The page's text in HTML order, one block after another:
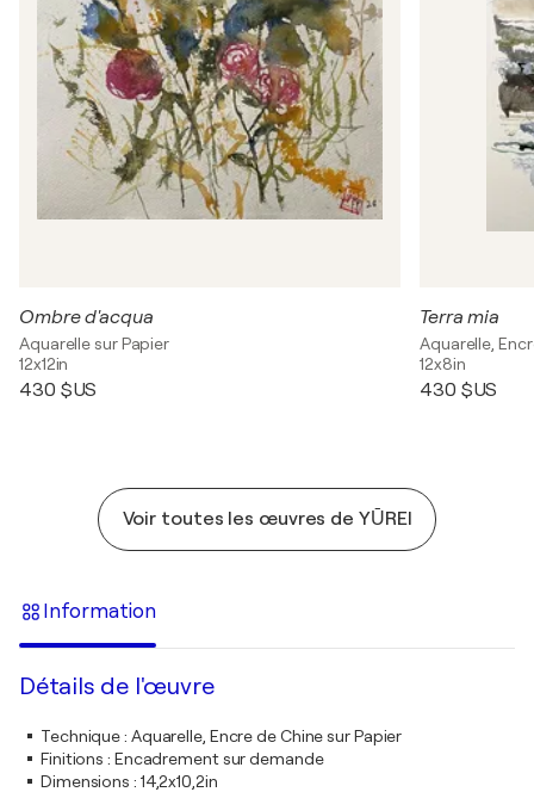
Ombre d'acqua
Aquarelle sur Papier
12x12in
430 $US
Terra mia
Aquarelle,
12x8in
430 $US
Voir toutes les œuvres de YŪREI
Information
Détails de l'œuvre
Technique: Aquarelle, Encre de Chine sur Papier
Finitions : Encadrement sur demande
Dimensions : 14,2x10,2in